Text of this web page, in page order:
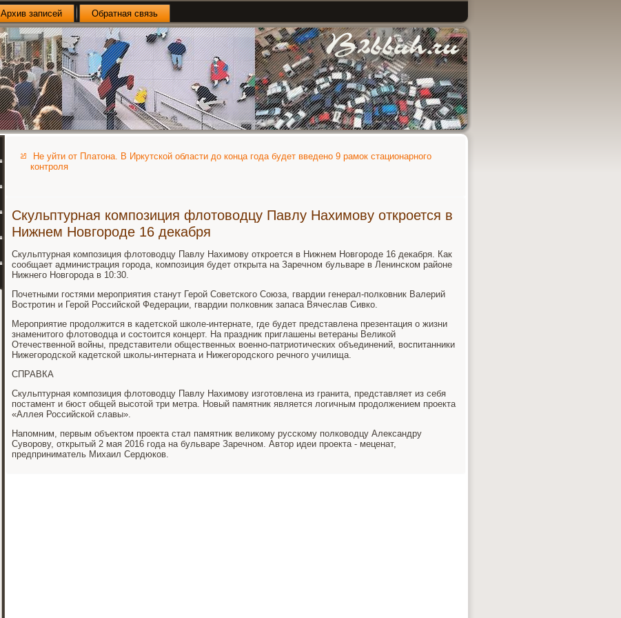
Архив записей Обратная связь
Не уйти от Платона. В Иркутской области до конца года будет введено 9 рамок стационарного
контроля
Скульптурная композиция флотоводцу Павлу Нахимову откроется в
Нижнем Новгороде 16 декабря
Скульптурная композиция флотоводцу Павлу Нахимову откроется в Нижнем Новгороде 16 декабря. Как
сообщает администрация города, композиция будет открыта на Заречном бульваре в Ленинском районе
Нижнего Новгорода в 10:30.
Почетными гостями мероприятия станут Герой Советского Союза, гвардии генерал-полковник Валерий
Востротин и Герой Российской Федерации, гвардии полковник запаса Вячеслав Сивко.
Мероприятие продолжится в кадетской школе-интернате, где будет представлена презентация о жизни
знаменитого флотоводца и состоится концерт. На праздник приглашены ветераны Великой
Отечественной войны, представители общественных военно-патриотических объединений, воспитанники
Нижегородской кадетской школы-интерната и Нижегородского речного училища.
СПРАВКА
Скульптурная композиция флотоводцу Павлу Нахимову изготовлена из гранита, представляет из себя
постамент и бюст общей высотой три метра. Новый памятник является логичным продолжением проекта
«Аллея Российской славы».
Напомним, первым объектом проекта стал памятник великому русскому полководцу Александру
Суворову, открытый 2 мая 2016 года на бульваре Заречном. Автор идеи проекта - меценат,
предприниматель Михаил Сердюков.